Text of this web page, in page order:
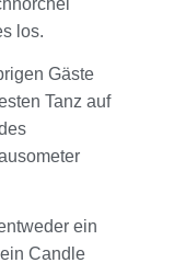
los.
Gäste
Tanz auf
ein
Candle